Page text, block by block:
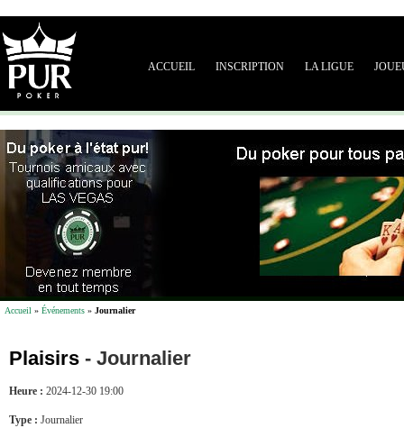
ACCUEIL INSCRIPTION LA LIGUE
Accueil » Événements » Journalier
Plaisirs - Journalier
Heure : 2024-12-30 19:00
Type : Journalier